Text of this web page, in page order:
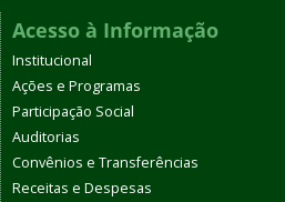
Acesso à Informação
Institucional
Ações e Programas
Participação Social
Auditorias
Convênios e Transferências
Receitas e Despesas